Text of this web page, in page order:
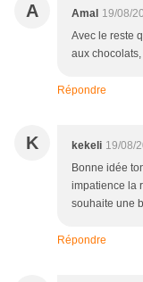
A Amal 19/08/
Avec le reste
aux
Répondre
K kekeli 19/08/
Bonne idée
impatience la
souhaite une
Répondre